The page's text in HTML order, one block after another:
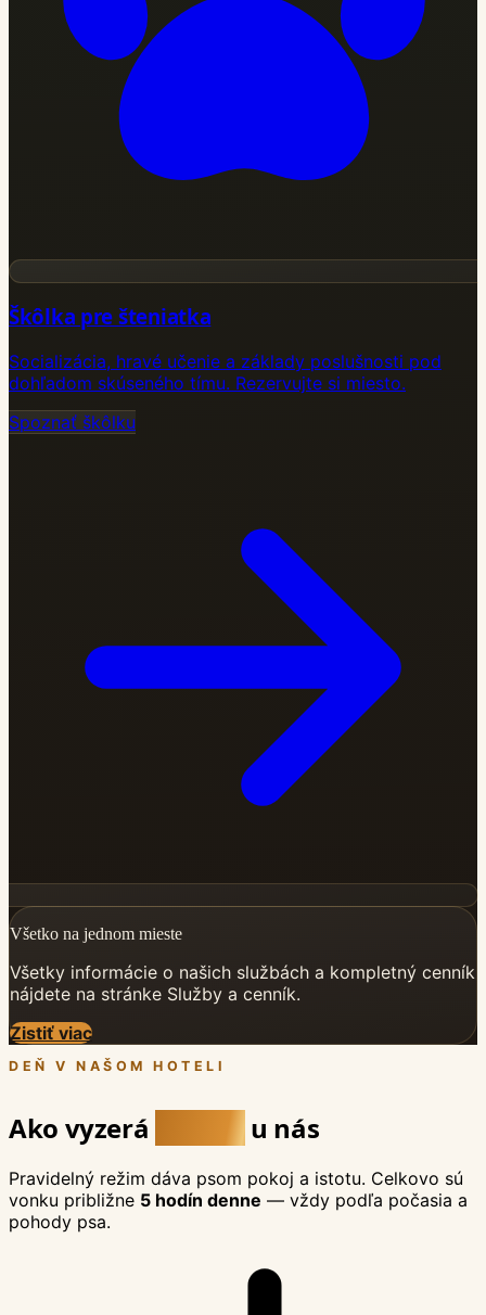
Škôlka pre šteniatka
Socializácia, hravé učenie a základy poslušnosti pod
dohľadom skúseného tímu. Rezervujte si miesto.
Spoznať škôlku
Všetko na jednom mieste
Všetky informácie o našich službách a kompletný cenník
nájdete na stránke Služby a cenník.
Zistiť viac
DEŇ V NAŠOM HOTELI
Ako vyzerá u nás
Pravidelný režim dáva psom pokoj a istotu. Celkovo sú
vonku približne 5 hodín denne — vždy podľa počasia a
pohody psa.